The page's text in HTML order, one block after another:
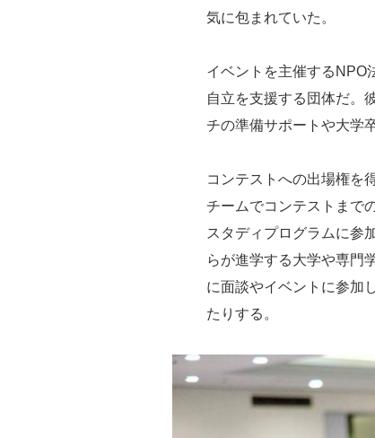
気に包まれていた。
イベントを主催するNPO
自立を支援する団体だ。
チの準備サポートや大学
コンテストへの出場権を
チームでコンテストまで
スタディプログラムに参
らが進学する大学や専門
に面談やイベントに参加
たりする。